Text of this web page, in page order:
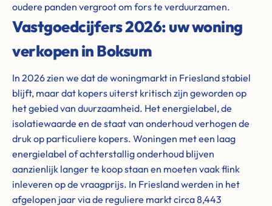
oudere panden vergroot om fors te verduurzamen.
Vastgoedcijfers 2026: uw woning
verkopen in Boksum
In 2026 zien we dat de woningmarkt in Friesland stabiel
blijft, maar dat kopers uiterst kritisch zijn geworden op
het gebied van duurzaamheid. Het energielabel, de
isolatiewaarde en de staat van onderhoud verhogen de
druk op particuliere kopers. Woningen met een laag
energielabel of achterstallig onderhoud blijven
aanzienlijk langer te koop staan en moeten vaak flink
inleveren op de vraagprijs. In Friesland werden in het
afgelopen jaar via de reguliere markt circa 8,443